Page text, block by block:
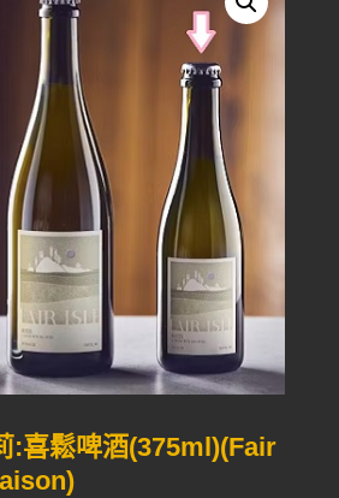
:喜鬆啤酒(375ml)(Fair